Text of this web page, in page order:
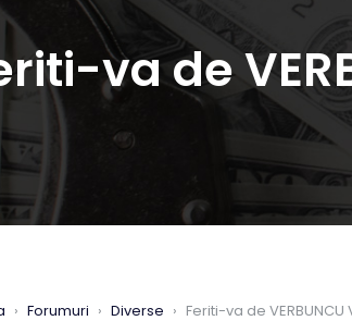
va de
› Forumuri › Diverse › Feriti-va de VERBUNCU